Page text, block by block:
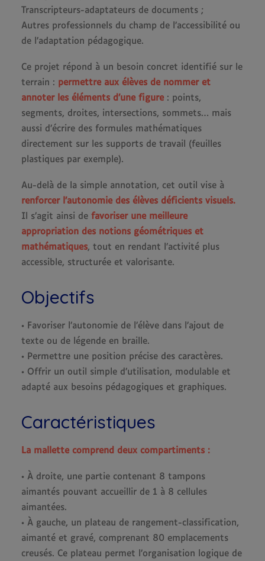
Transcripteurs-adaptateurs de documents ;
Autres professionnels du champ de l’accessibilité ou
de l’adaptation pédagogique.
Ce projet répond à un besoin concret identifié sur le
terrain : permettre aux élèves de nommer et
annoter les éléments d’une figure : points,
segments, droites, intersections, sommets… mais
aussi d’écrire des formules mathématiques
directement sur les supports de travail (feuilles
plastiques par exemple).
Au-delà de la simple annotation, cet outil vise à
renforcer l’autonomie des élèves déficients visuels.
Il s’agit ainsi de favoriser une meilleure
appropriation des notions géométriques et
mathématiques, tout en rendant l’activité plus
accessible, structurée et valorisante.
Objectifs
• Favoriser l’autonomie de l’élève dans l’ajout de
texte ou de légende en braille.
• Permettre une position précise des caractères.
• Offrir un outil simple d’utilisation, modulable et
adapté aux besoins pédagogiques et graphiques.
Caractéristiques
La mallette comprend deux compartiments :
• À droite, une partie contenant 8 tampons
aimantés pouvant accueillir de 1 à 8 cellules
aimantées.
• À gauche, un plateau de rangement-classification,
aimanté et gravé, comprenant 80 emplacements
creusés. Ce plateau permet l’organisation logique de